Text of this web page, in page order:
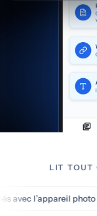
LIT TOUT
photo